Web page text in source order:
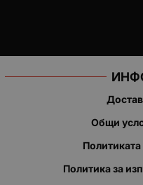
Общи
Политика за